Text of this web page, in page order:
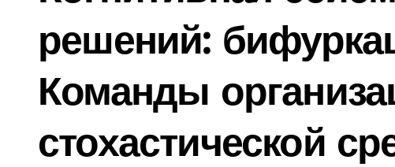
решений:
Команды
стохастической